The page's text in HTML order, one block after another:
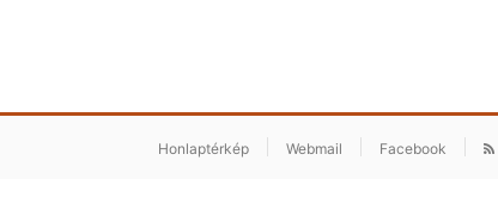
Honlaptérkép Webmail Facebook